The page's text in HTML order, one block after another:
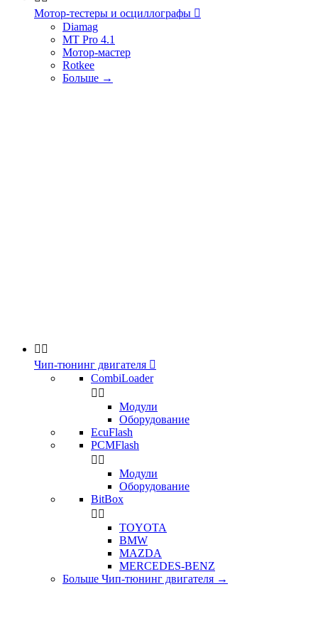
Мотор-тестеры и осциллографы 
Diamag
MT Pro 4.1
Мотор-мастер
Rotkee
Больше →
 
Чип-тюнинг двигателя 
CombiLoader
 
Модули
Оборудование
EcuFlash
PCMFlash
 
Модули
Оборудование
BitBox
 
TOYOTA
BMW
MAZDA
MERCEDES-BENZ
Больше Чип-тюнинг двигателя →